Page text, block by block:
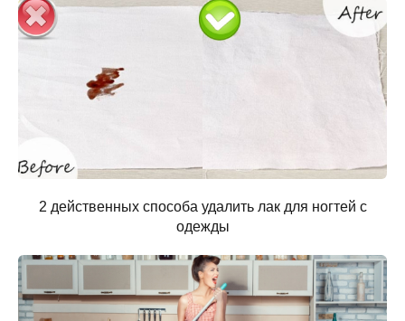
2 действенных способа удалить лак для ногтей с
одежды